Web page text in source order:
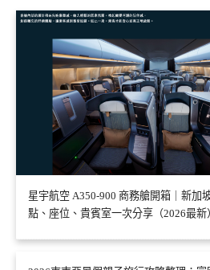
星宇航空 A350-900 商務艙開箱｜新加
點、座位、貴賓室一次分享（2026最新